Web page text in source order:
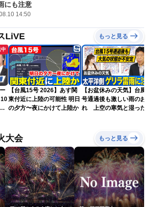
にも注意
14:50
LiVE もっと見る
【台風15号 2026】あす関
東付近に上陸の可能性 明日
の夕方〜夜にかけて上陸か
【お盆休みの天気】台風
号通過後も激しい雨のお
れ 上空の寒気と湿った
大会 もっと見る